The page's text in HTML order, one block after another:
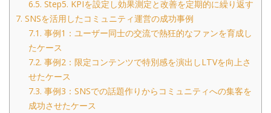
6.5. Step5. KPIを設定し効果測定と改善を定期的に繰り返す
7. SNSを活用したコミュニティ運営の成功事例
7.1. 事例1：ユーザー同士の交流で熱狂的なファンを育成し
たケース
7.2. 事例2：限定コンテンツで特別感を演出しLTVを向上さ
せたケース
7.3. 事例3：SNSでの話題作りからコミュニティへの集客を
成功させたケース